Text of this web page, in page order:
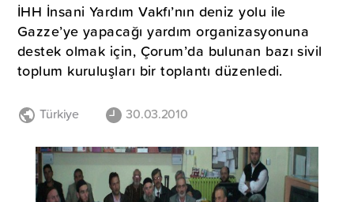
İHH İnsani Yardım Vakfı’nın deniz yolu ile
Gazze’ye yapacağı yardım organizasyonuna
destek olmak için, Çorum’da bulunan bazı sivil
toplum kuruluşları bir toplantı düzenledi.
Türkiye 30.03.2010